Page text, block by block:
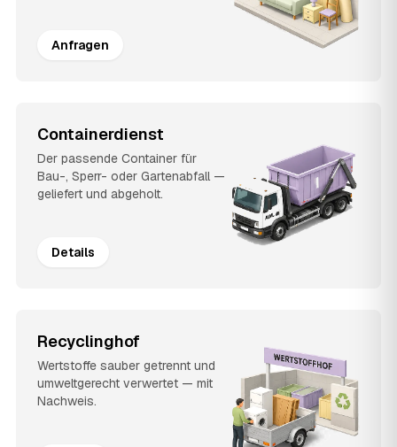
Anfragen
Containerdienst
Der passende Container für
Bau-, Sperr- oder Gartenabfall —
geliefert und abgeholt.
Details
Recyclinghof
Wertstoffe sauber getrennt und
umweltgerecht verwertet — mit
Nachweis.